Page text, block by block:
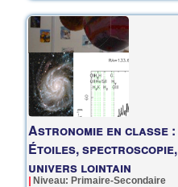
Astronomie en classe :
Étoiles, spectroscopie,
univers lointain
Niveau: Primaire-Secondaire